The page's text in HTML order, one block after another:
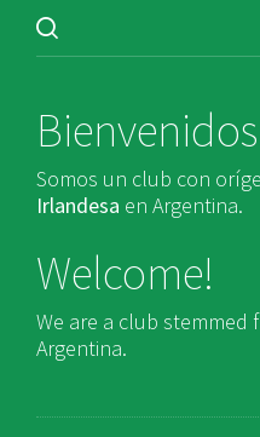
Somos un club con
Irlandesa en Argentina.
Welcome!
We are a club stemmed
Argentina.